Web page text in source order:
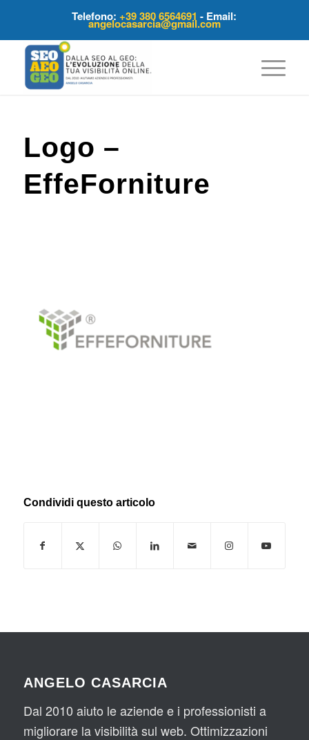
Telefono:+39 380 6564691 - Email:
angelocasarcia@gmail.com
Logo –
EffeForniture
Condividi questo articolo
ANGELO CASARCIA
Dal 2010 aiuto le aziende e i professionisti a
migliorare la visibilità sul web. Ottimizzazioni